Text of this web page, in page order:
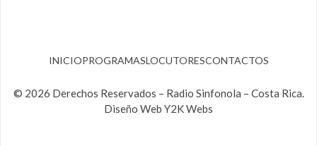
INICIOPROGRAMASLOCUTORESCONTACTOS
© 2026 Derechos Reservados – Radio Sinfonola – Costa Rica.
Diseño Web Y2K Webs